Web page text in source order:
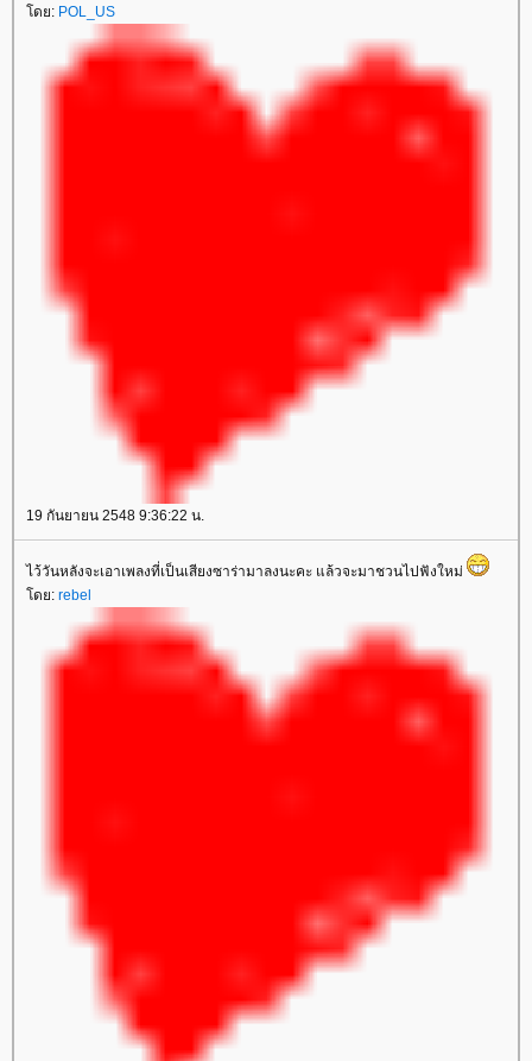
ดย: POL_US
19 กันยายน 2548 9:36:22 น.
ไว้วันหลังจะเอาเพลงที่เป็นเสียงซาร่ามาลงนะคะ แล้วจะมาชวนไปฟังใหม่
ดย: rebel